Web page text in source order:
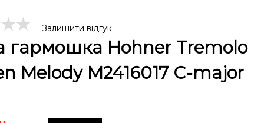
Залишити відгук
гармошка Hohner Tremolo
Melody M2416017 C-major